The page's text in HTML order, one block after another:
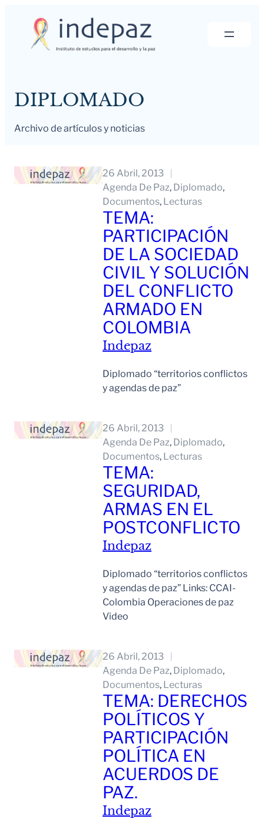
DIPLOMADO
Archivo de artículos y noticias
26 Abril, 2013
Agenda De Paz, Diplomado
Documentos, Lecturas
TEMA:
PARTICIPACIÓN
DE LA SOCIEDAD
CIVIL Y SOLUCIÓN
DEL CONFLICTO
ARMADO EN
COLOMBIA
Indepaz
Diplomado “territorios conflictos
y agendas de paz”
26 Abril, 2013
Agenda De Paz, Diplomado
Documentos, Lecturas
TEMA:
SEGURIDAD,
ARMAS EN EL
POSTCONFLICTO
Indepaz
Diplomado “territorios conflictos
y agendas de paz” Links: CCAI-
Colombia Operaciones de paz
Video
26 Abril, 2013
Agenda De Paz, Diplomado
Documentos, Lecturas
TEMA: DERECHOS
POLÍTICOS Y
PARTICIPACIÓN
POLÍTICA EN
ACUERDOS DE
PAZ.
Indepaz